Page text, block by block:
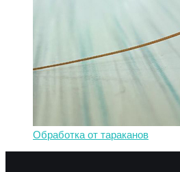
Обработка от тараканов